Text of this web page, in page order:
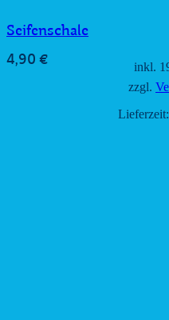
Seifenschale
4,90 €
inkl.
zzgl.
Lieferzeit: